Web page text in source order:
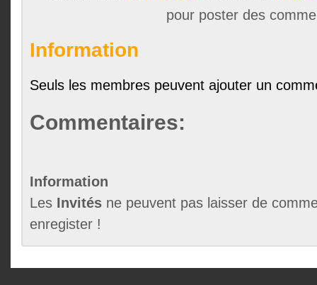
pour poster des
Information
Seuls les membres peuvent ajouter un
Commentaires:
Information
Les Invités ne peuvent pas laisser de
enregister !